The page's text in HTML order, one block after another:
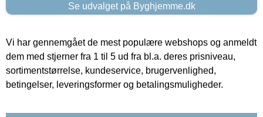
Se udvalget på Byghjemme.dk
Vi har gennemgået de mest populære webshops og anmeldt
dem med stjerner fra 1 til 5 ud fra bl.a. deres prisniveau,
sortimentstørrelse, kundeservice, brugervenlighed,
betingelser, leveringsformer og betalingsmuligheder.